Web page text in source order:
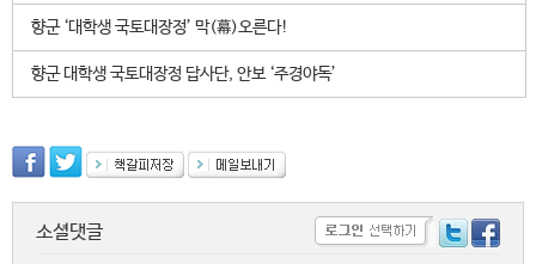
향군 ‘대학생 국토대장정’ 막(幕)오른다!
향군 대학생 국토대장정 답사단, 안보 ‘주경야독’
소셜댓글